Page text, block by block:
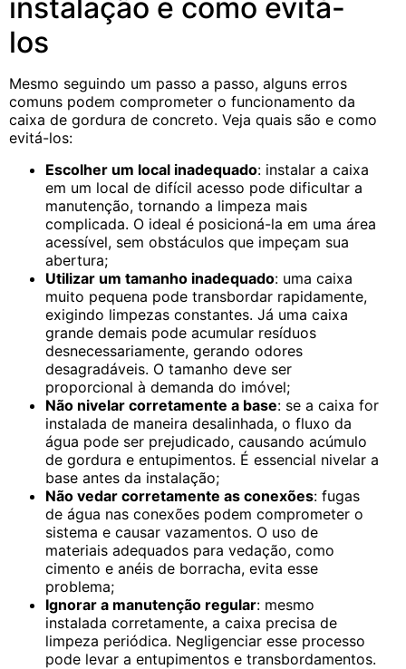
instalação e como evitá-
los
Mesmo seguindo um passo a passo, alguns erros
comuns podem comprometer o funcionamento da
caixa de gordura de concreto. Veja quais são e como
evitá-los:
Escolher um local inadequado: instalar a caixa
em um local de difícil acesso pode dificultar a
manutenção, tornando a limpeza mais
complicada. O ideal é posicioná-la em uma área
acessível, sem obstáculos que impeçam sua
abertura;
Utilizar um tamanho inadequado: uma caixa
muito pequena pode transbordar rapidamente,
exigindo limpezas constantes. Já uma caixa
grande demais pode acumular resíduos
desnecessariamente, gerando odores
desagradáveis. O tamanho deve ser
proporcional à demanda do imóvel;
Não nivelar corretamente a base: se a caixa for
instalada de maneira desalinhada, o fluxo da
água pode ser prejudicado, causando acúmulo
de gordura e entupimentos. É essencial nivelar a
base antes da instalação;
Não vedar corretamente as conexões: fugas
de água nas conexões podem comprometer o
sistema e causar vazamentos. O uso de
materiais adequados para vedação, como
cimento e anéis de borracha, evita esse
problema;
Ignorar a manutenção regular: mesmo
instalada corretamente, a caixa precisa de
limpeza periódica. Negligenciar esse processo
pode levar a entupimentos e transbordamentos.